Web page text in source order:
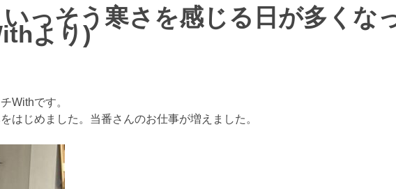
っそう寒さを感じる日が多くな
より)
Withです。
はじめました。当番さんのお仕事が増えました。